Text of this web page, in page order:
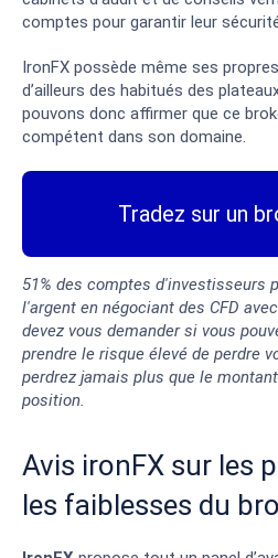
comptes pour garantir leur
IronFX possède même ses
d’ailleurs des habitués des
pouvons donc affirmer que ce
compétent dans son domaine.
Tradez sur un
51% des comptes d'investisseurs
l'argent en négociant des CFD
devez vous demander si vous
prendre le risque élevé de perdre
perdrez jamais plus que le
position.
Avis ironFX sur les
les faiblesses du